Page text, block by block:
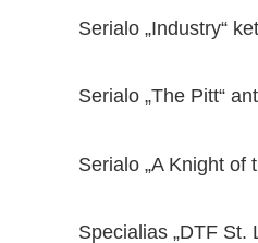
Serialo „Industry“
Serialo „The Pitt“
Serialo „A Knight of
Specialias „DTF St.